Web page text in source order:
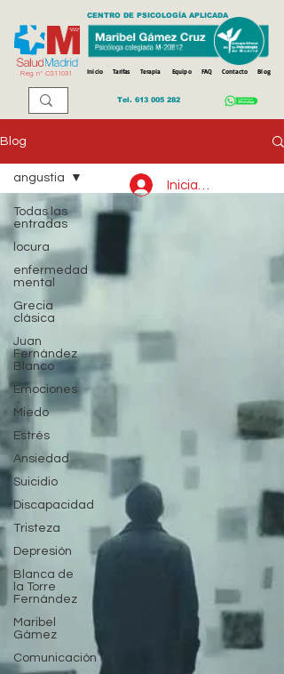
Reg. nº CS11031
CENTRO DE PSICOLOGÍA APLICADA
Inicio Tarifas Terapia Equipo FAQ Contacto Blog
Tel. 613 005 282
Blog
Todas las
entradas
locura
enfermedad
mental
Grecia
clásica
Juan
Fernández
Blanco
Emociones
Miedo
Estrés
Ansiedad
Suicidio
Discapacidad
Tristeza
Depresión
Blanca de
la Torre
Fernández
Maribel
Gámez
Comunicación
angustia
Iniciar sesión